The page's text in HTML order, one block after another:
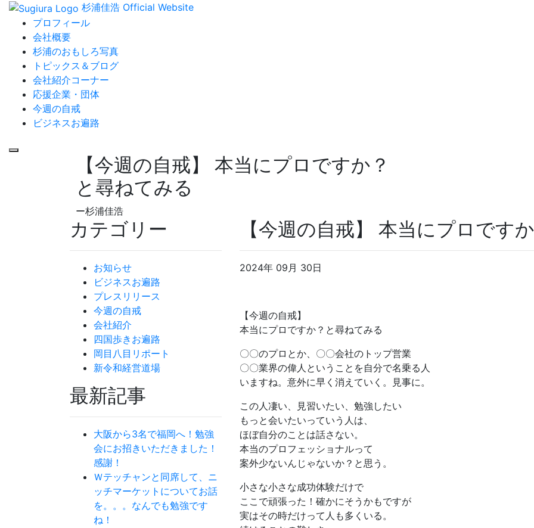
杉浦佳浩 Official Website
プロフィール
会社概要
杉浦のおもしろ写真
トピックス＆ブログ
会社紹介コーナー
応援企業・団体
今週の自戒
ビジネスお遍路
【今週の自戒】 本当にプロですか？
と尋ねてみる
ー杉浦佳浩
【今週の自戒】 本当にプロです
2024年 09月 30日
【今週の自戒】
本当にプロですか？と尋ねてみる
〇〇のプロとか、〇〇会社のトップ営業
〇〇業界の偉人ということを自分で名乗る人
いますね。意外に早く消えていく。見事に。
この人凄い、見習いたい、勉強したい
もっと会いたいっていう人は、
ほぼ自分のことは話さない。
本当のプロフェッショナルって
案外少ないんじゃないか？と思う。
小さな小さな成功体験だけで
ここで頑張った！確かにそうかもですが
実はその時だけって人も多くいる。
カテゴリー
お知らせ
ビジネスお遍路
プレスリリース
今週の自戒
会社紹介
四国歩きお遍路
岡目八目リポート
新令和経営道場
最新記事
大阪から3名で福岡へ！勉強
会にお招きいただきました！
感謝！
Ｗテッチャンと同席して、ニ
ッチマーケットについてお話
を。。。なんでも勉強です
ね！